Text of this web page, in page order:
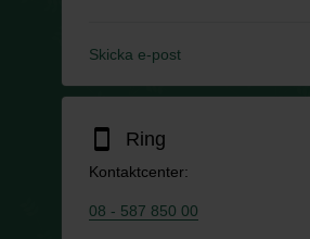
Skicka e-post
smartphone Ring
Kontaktcenter:
08 - 587 850 00